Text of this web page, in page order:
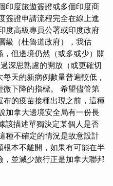
印度旅遊簽證或多個印度商
簽證申請流程完全在線上進
度高級專員公署或印度政府
級（杜魯道政府），我估
但邊境仍然（或多或少）關
深思熟慮的開放（或更確切
天的新病例數量普遍較低，
下降的指標。 希望儘管第
的疫苗接種出現之前，這種
加拿大邊境安全局有一份長
該描述單獨決定某個人是否
種不確定的情況是故意設計
本不離開，如果有可能在半
並減少旅行正是加拿大聯邦